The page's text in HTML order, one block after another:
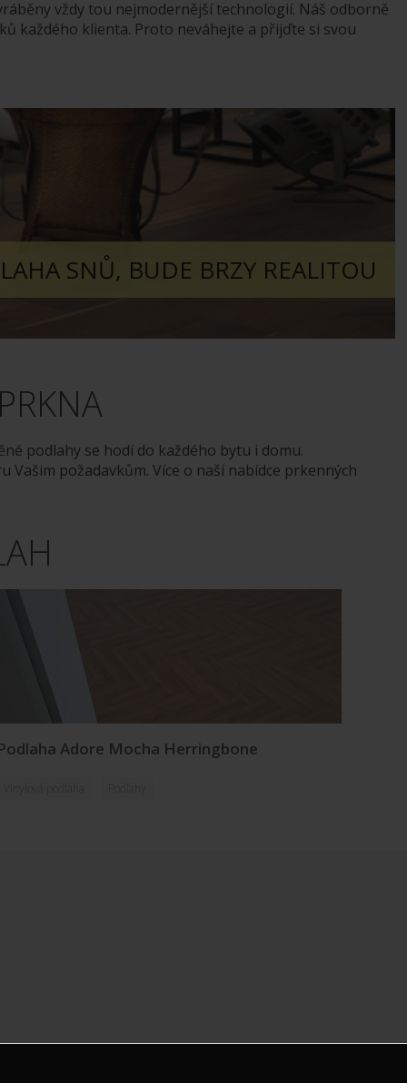
vždy tou nejmodernější technologií. Náš odborně
každého klienta. Proto neváhejte a přijďte si svou
SNŮ, BUDE BRZY REALITOU
podlahy se hodí do každého bytu i domu.
požadavkům. Více o naší nabídce prkenných
Adore Mocha Herringbone